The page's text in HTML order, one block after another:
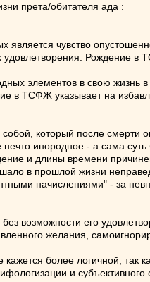
прета/обитателя ада :
чувство
Рождение в
элементов в свою жизнь
в ТСФЖ указывает на
собой, который после
инородное - а сама
и длины времени
в прошлой жизни
начислениями" - за
возможности его
желания,
более логичной, так
и субъективного